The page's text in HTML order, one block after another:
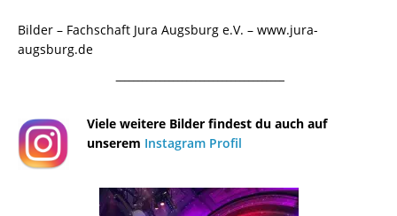
Bilder – Fachschaft Jura Augsburg e.V. – www.jura-
augsburg.de
¯¯¯¯¯¯¯¯¯¯¯¯¯¯¯¯¯¯¯¯¯¯¯¯¯¯¯¯¯¯¯¯¯¯¯¯¯¯
Viele weitere Bilder findest du auch auf
unserem Instagram Profil